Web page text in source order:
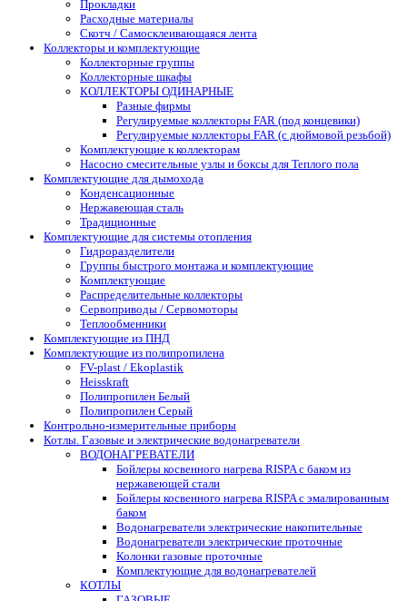
Прокладки
Расходные материалы
Скотч / Самосклеивающаяся лента
Коллекторы и комплектующие
Коллекторные группы
Коллекторные шкафы
КОЛЛЕКТОРЫ ОДИНАРНЫЕ
Разные фирмы
Регулируемые коллекторы FAR (под концевики)
Регулируемые коллекторы FAR (с дюймовой резьбой)
Комплектующие к коллекторам
Насосно смесительные узлы и боксы для Теплого пола
Комплектующие для дымохода
Конденсационные
Нержавеющая сталь
Традиционные
Комплектующие для системы отопления
Гидроразделители
Группы быстрого монтажа и комплектующие
Комплектующие
Распределительные коллекторы
Сервоприводы / Сервомоторы
Теплообменники
Комплектующие из ПНД
Комплектующие из полипропилена
FV-plast / Ekoplastik
Heisskraft
Полипропилен Белый
Полипропилен Серый
Контрольно-измерительные приборы
Котлы. Газовые и электрические водонагреватели
ВОДОНАГРЕВАТЕЛИ
Бойлеры косвенного нагрева RISPA с баком из
нержавеющей стали
Бойлеры косвенного нагрева RISPA с эмалированным
баком
Водонагреватели электрические накопительные
Водонагреватели электрические проточные
Колонки газовые проточные
Комплектующие для водонагревателей
КОТЛЫ